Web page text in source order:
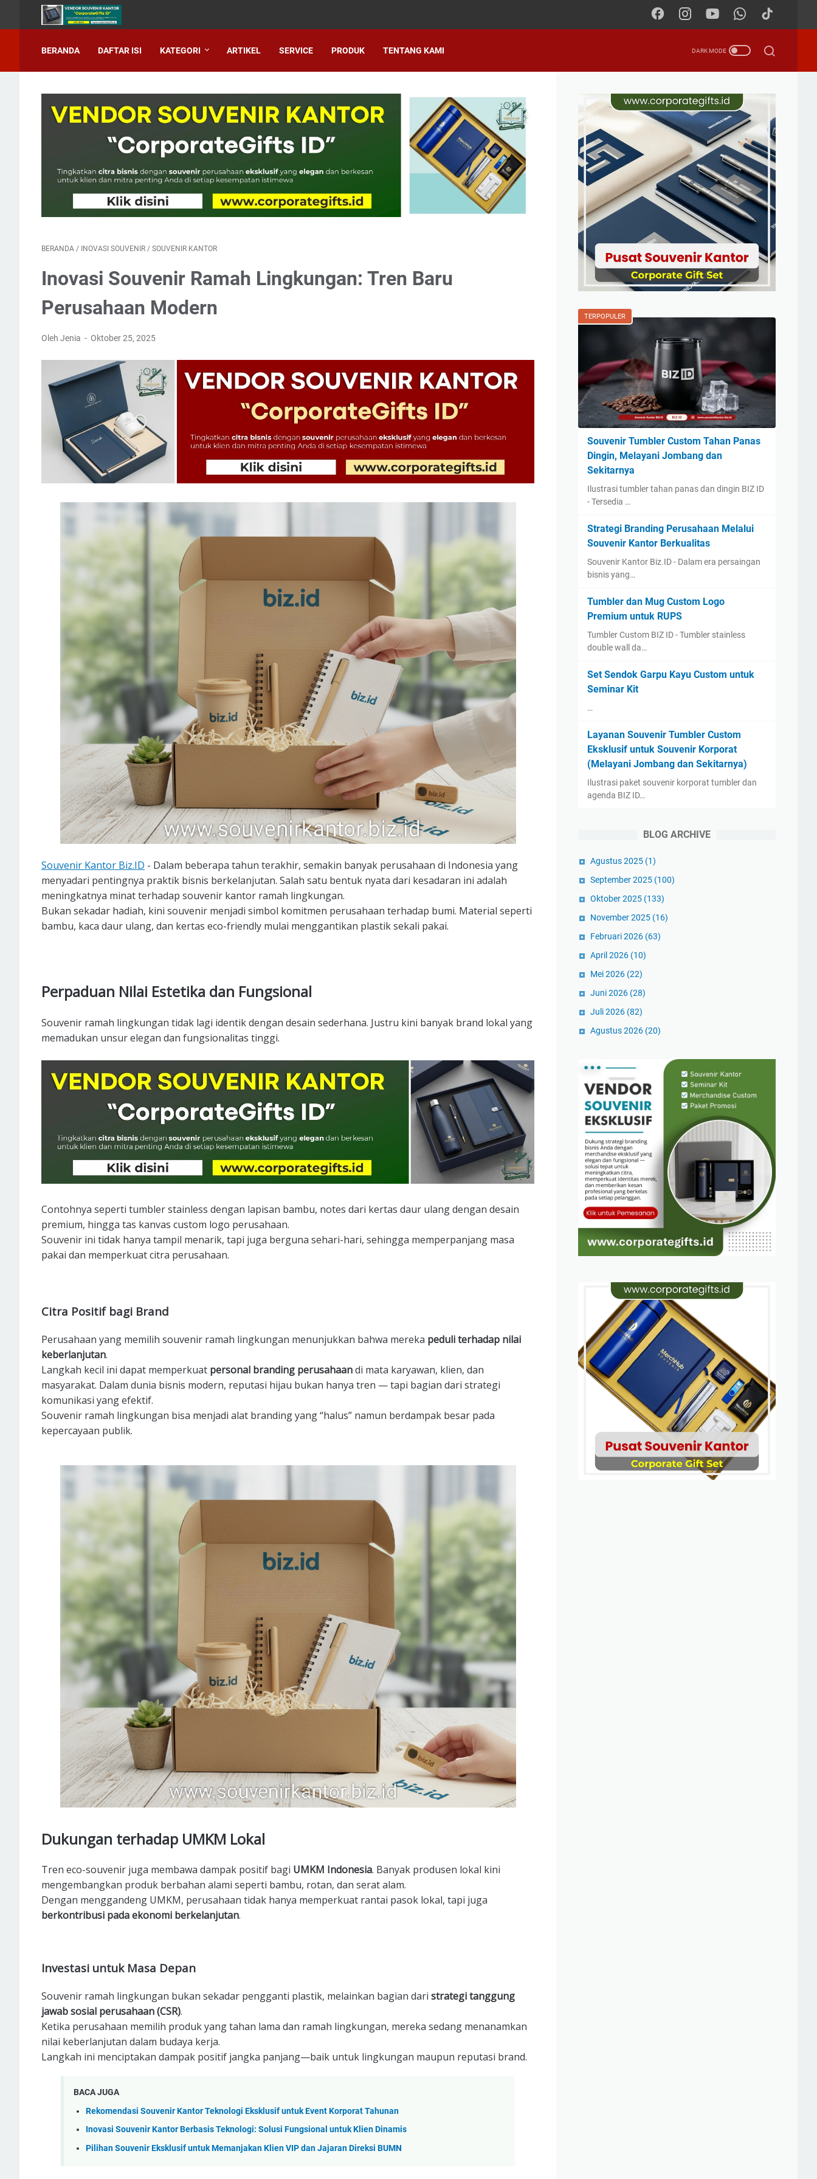
BERANDA DAFTAR ISI KATEGORI ARTIKEL SERVICE PRODUK TENTANG KAMI
BERANDA / INOVASI SOUVENIR / SOUVENIR KANTOR
Inovasi Souvenir Ramah Lingkungan: Tren Baru
Perusahaan Modern
Oleh Jenia Oktober 25, 2025
Souvenir Kantor Biz.ID - Dalam beberapa tahun terakhir, semakin banyak perusahaan di Indonesia yang
menyadari pentingnya praktik bisnis berkelanjutan. Salah satu bentuk nyata dari kesadaran ini adalah
meningkatnya minat terhadap souvenir kantor ramah lingkungan.
Bukan sekadar hadiah, kini souvenir menjadi simbol komitmen perusahaan terhadap bumi. Material seperti
bambu, kaca daur ulang, dan kertas eco-friendly mulai menggantikan plastik sekali pakai.
Perpaduan Nilai Estetika dan Fungsional
Souvenir ramah lingkungan tidak lagi identik dengan desain sederhana. Justru kini banyak brand lokal yang
memadukan unsur elegan dan fungsionalitas tinggi.
Contohnya seperti tumbler stainless dengan lapisan bambu, notes dari kertas daur ulang dengan desain
premium, hingga tas kanvas custom logo perusahaan.
Souvenir ini tidak hanya tampil menarik, tapi juga berguna sehari-hari, sehingga memperpanjang masa
pakai dan memperkuat citra perusahaan.
Citra Positif bagi Brand
Perusahaan yang memilih souvenir ramah lingkungan menunjukkan bahwa mereka peduli terhadap nilai
keberlanjutan.
Langkah kecil ini dapat memperkuat personal branding perusahaandi mata karyawan, klien, dan
masyarakat. Dalam dunia bisnis modern, reputasi hijau bukan hanya tren — tapi bagian dari strategi
komunikasi yang efektif.
Souvenir ramah lingkungan bisa menjadi alat branding yang “halus” namun berdampak besar pada
kepercayaan publik.
Dukungan terhadap UMKM Lokal
Tren eco-souvenir juga membawa dampak positif bagi UMKM Indonesia. Banyak produsen lokal kini
mengembangkan produk berbahan alami seperti bambu, rotan, dan serat alam.
Dengan menggandeng UMKM, perusahaan tidak hanya memperkuat rantai pasok lokal, tapi juga
berkontribusi pada ekonomi berkelanjutan.
Investasi untuk Masa Depan
Souvenir ramah lingkungan bukan sekadar pengganti plastik, melainkan bagian dari strategi tanggung
jawab sosial perusahaan (CSR).
Ketika perusahaan memilih produk yang tahan lama dan ramah lingkungan, mereka sedang menanamkan
nilai keberlanjutan dalam budaya kerja.
Langkah ini menciptakan dampak positif jangka panjang—baik untuk lingkungan maupun reputasi brand.
BACA JUGA
Rekomendasi Souvenir Kantor Teknologi Eksklusif untuk Event Korporat Tahunan
Inovasi Souvenir Kantor Berbasis Teknologi: Solusi Fungsional untuk Klien Dinamis
Pilihan Souvenir Eksklusif untuk Memanjakan Klien VIP dan Jajaran Direksi BUMN
TERPOPULER
Souvenir Tumbler Custom Tahan Panas
Dingin, Melayani Jombang dan
Sekitarnya
Ilustrasi tumbler tahan panas dan dingin BIZ ID
- Tersedia …
Strategi Branding Perusahaan Melalui
Souvenir Kantor Berkualitas
Souvenir Kantor Biz.ID - Dalam era persaingan
bisnis yang…
Tumbler dan Mug Custom Logo
Premium untuk RUPS
Tumbler Custom BIZ ID - Tumbler stainless
double wall da…
Set Sendok Garpu Kayu Custom untuk
Seminar Kit
…
Layanan Souvenir Tumbler Custom
Eksklusif untuk Souvenir Korporat
(Melayani Jombang dan Sekitarnya)
Ilustrasi paket souvenir korporat tumbler dan
agenda BIZ ID…
BLOG ARCHIVE
Agustus 2025 (1)
September 2025 (100)
Oktober 2025 (133)
November 2025 (16)
Februari 2026 (63)
April 2026 (10)
Mei 2026 (22)
Juni 2026 (28)
Juli 2026 (82)
Agustus 2026 (20)